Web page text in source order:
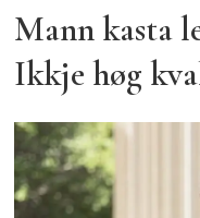
Mann kasta
Ikkje høg